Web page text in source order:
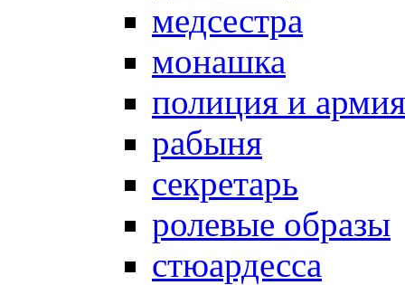
медсестра
монашка
полиция и армия
рабыня
секретарь
ролевые образы
стюардесса